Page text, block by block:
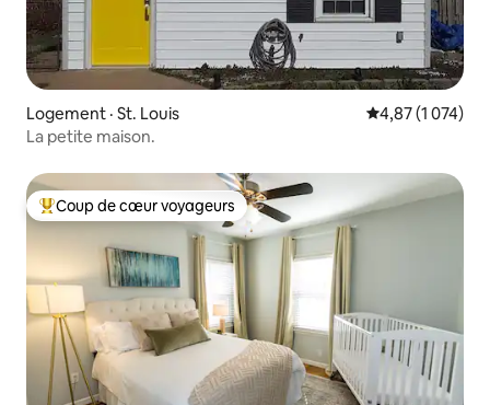
Logement · St. Louis Note moyenne
4,87 (1 074)
La petite maison.
Coup de cœur voyageurs parmi les plus aimés
Coup de cœur voyageurs